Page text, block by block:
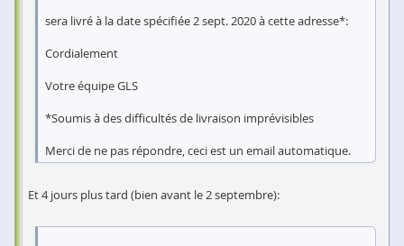
sera livré à la date spécifiée 2 sept. 2020 à cette adresse*:
Cordialement
Votre équipe GLS
*Soumis à des difficultés de livraison imprévisibles
Merci de ne pas répondre, ceci est un email automatique.
Et 4 jours plus tard (bien avant le 2 septembre):